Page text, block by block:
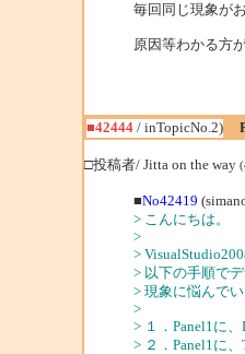
毎回同じ現象が
原因等わかる方
■42444/ inTopicNo.2)
□投稿者/ Jitta on the way
■No42419
> こんにちは。
>
>
> 以下の手順で
> 現象に悩んでい
>
> １．Panel1に
> ２．Panel1に